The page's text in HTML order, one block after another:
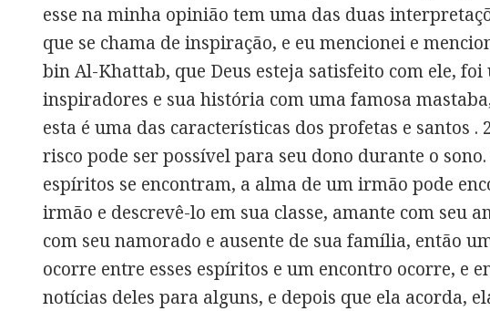
esse na minha opinião tem uma das duas
que se chama de inspiração, e eu mencionei e
bin Al-Khattab, que Deus esteja satisfeito com ele, foi
inspiradores e sua história com uma famosa
esta é uma das características dos profetas e santos .
risco pode ser possível para seu dono durante o sono.
espíritos se encontram, a alma de um irmão pode
irmão e descrevê-lo em sua classe, amante com seu
com seu namorado e ausente de sua família, então
ocorre entre esses espíritos e um encontro ocorre, e
notícias deles para alguns, e depois que ela acorda,